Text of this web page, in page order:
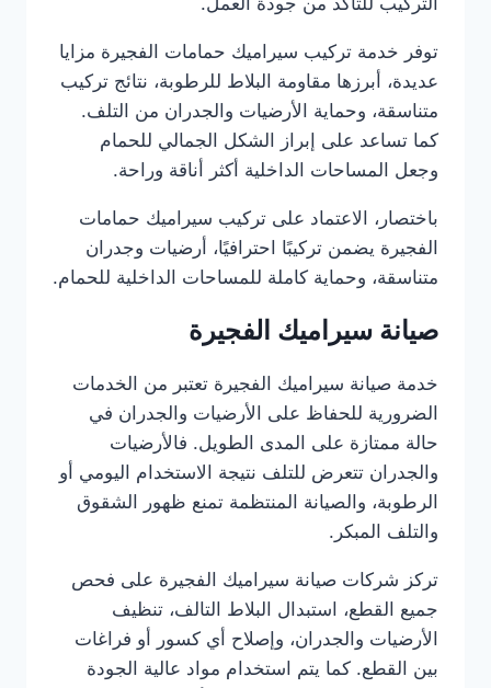
توفر خدمة تركيب سيراميك حمامات الفجيرة مزايا
عديدة، أبرزها مقاومة البلاط للرطوبة، نتائج تركيب
متناسقة، وحماية الأرضيات والجدران من التلف.
كما تساعد على إبراز الشكل الجمالي للحمام
وجعل المساحات الداخلية أكثر أناقة وراحة.
باختصار، الاعتماد على تركيب سيراميك حمامات
الفجيرة يضمن تركيبًا احترافيًا، أرضيات وجدران
متناسقة، وحماية كاملة للمساحات الداخلية للحمام.
صيانة سيراميك الفجيرة
خدمة صيانة سيراميك الفجيرة تعتبر من الخدمات
الضرورية للحفاظ على الأرضيات والجدران في
حالة ممتازة على المدى الطويل. فالأرضيات
والجدران تتعرض للتلف نتيجة الاستخدام اليومي أو
الرطوبة، والصيانة المنتظمة تمنع ظهور الشقوق
والتلف المبكر.
تركز شركات صيانة سيراميك الفجيرة على فحص
جميع القطع، استبدال البلاط التالف، تنظيف
الأرضيات والجدران، وإصلاح أي كسور أو فراغات
بين القطع. كما يتم استخدام مواد عالية الجودة